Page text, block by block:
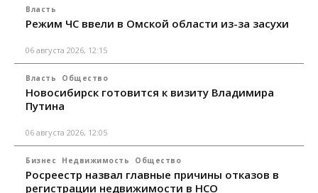
Власть
Режим ЧС ввели в Омской области из-за засухи
06 августа 2026, 12:15
Власть Общество
Новосибирск готовится к визиту Владимира
Путина
06 августа 2026, 12:05
Бизнес Недвижимость Общество
Росреестр назвал главные причины отказов в
регистрации недвижимости в НСО